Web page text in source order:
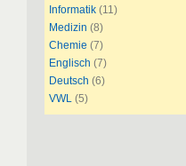
Informatik (11)
Medizin (8)
Chemie (7)
Englisch (7)
Deutsch (6)
VWL (5)